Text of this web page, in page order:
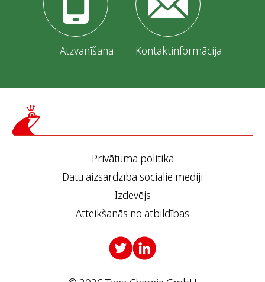
a
p
p
Atzvanīšana Kontaktinformācija
Privātuma politika
Datu aizsardzība sociālie mediji
Izdevējs
Atteikšanās no atbildības